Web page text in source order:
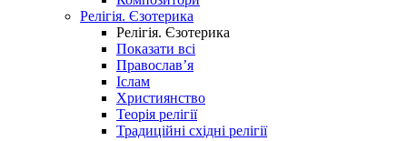
Релігія. Єзотерика
Релігія. Єзотерика
Показати всі
Православ’я
Іслам
Християнство
Теорія релігії
Традиційні східні релігії